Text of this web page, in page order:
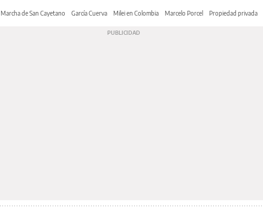
Marcha de San Cayetano García Cuerva Milei en Colombia Marcelo Porcel Propiedad privada